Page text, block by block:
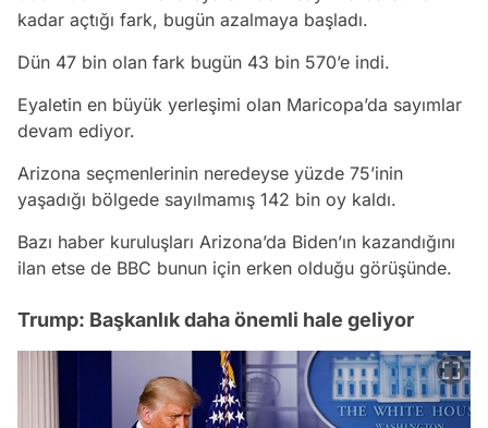
kadar açtığı fark, bugün azalmaya başladı.
Dün 47 bin olan fark bugün 43 bin 570’e indi.
Eyaletin en büyük yerleşimi olan Maricopa’da sayımlar
devam ediyor.
Arizona seçmenlerinin neredeyse yüzde 75’inin
yaşadığı bölgede sayılmamış 142 bin oy kaldı.
Bazı haber kuruluşları Arizona’da Biden’ın kazandığını
ilan etse de BBC bunun için erken olduğu görüşünde.
Trump: Başkanlık daha önemli hale geliyor